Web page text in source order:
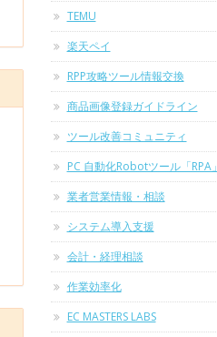
TEMU
楽天ペイ
RPP攻略ツール情報交換
商品画像登録ガイドライン
ツール改善コミュニティ
PC 自動化Robotツール「RPA」
業者営業情報・相談
システム導入支援
会計・経理相談
作業効率化
EC MASTERS LABS